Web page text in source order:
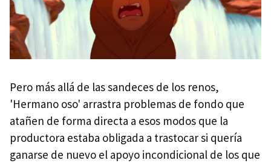
Pero más allá de las sandeces de los renos,
'Hermano oso' arrastra problemas de fondo que
atañen de forma directa a esos modos que la
productora estaba obligada a trastocar si quería
ganarse de nuevo el apoyo incondicional de los que